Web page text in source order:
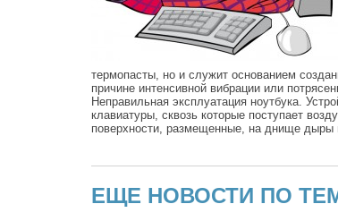
термопасты, но и служит основанием
причине интенсивной вибрации или
Неправильная эксплуатация ноутбука.
клавиатуры, сквозь которые поступает
поверхности, размещенные, на днище дыры
ЕЩЕ НОВОСТИ ПО